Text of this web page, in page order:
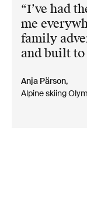
I’ve had
me
family
and built
Anja Pärson,
Alpine skiing